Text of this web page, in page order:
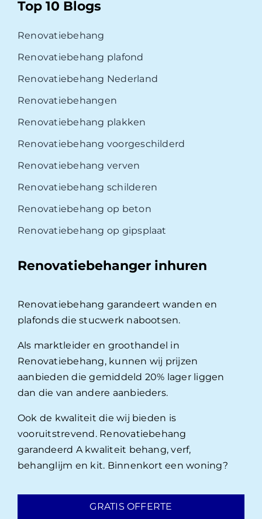
Top 10 Blogs
Renovatiebehang
Renovatiebehang plafond
Renovatiebehang Nederland
Renovatiebehangen
Renovatiebehang plakken
Renovatiebehang voorgeschilderd
Renovatiebehang verven
Renovatiebehang schilderen
Renovatiebehang op beton
Renovatiebehang op gipsplaat
Renovatiebehanger inhuren
Renovatiebehang garandeert wanden en
plafonds die stucwerk nabootsen.
Als marktleider en groothandel in
Renovatiebehang, kunnen wij prijzen
aanbieden die gemiddeld 20% lager liggen
dan die van andere aanbieders.
Ook de kwaliteit die wij bieden is
vooruitstrevend. Renovatiebehang
garandeerd A kwaliteit behang, verf,
behanglijm en kit. Binnenkort een woning?
GRATIS OFFERTE